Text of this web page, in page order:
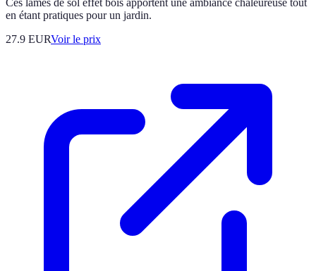
Ces lames de sol effet bois apportent une ambiance chaleureuse tout
en étant pratiques pour un jardin.
27.9 EURVoir le prix